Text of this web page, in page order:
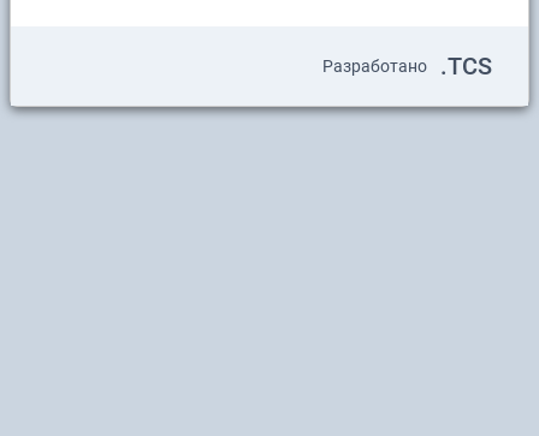
Разработано .TCS